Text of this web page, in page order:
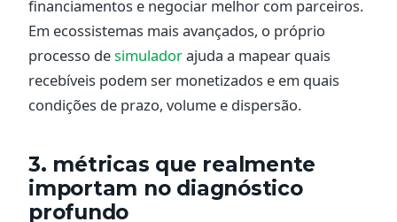
financiamentos e negociar melhor com parceiros.
Em ecossistemas mais avançados, o próprio
processo desimuladorajuda a mapear quais
recebíveis podem ser monetizados e em quais
condições de prazo, volume e dispersão.
3. métricas que realmente
importam no diagnóstico
profundo